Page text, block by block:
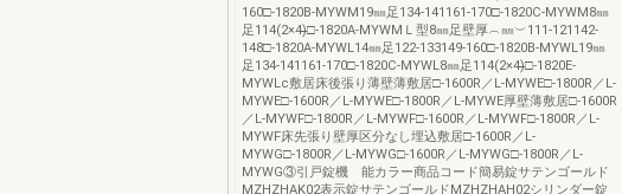
160□-1820B-MYWM19㎜足134-141161-170□-1820C-MYWM8㎜
足114(2×4)̶̶□-1820A-MYWMＬ型8㎜足壁厚︵㎜︶111-121142-
148□-1820A-MYWL14㎜足122-133149-160□-1820B-MYWL19㎜
足134-141161-170□-1820C-MYWL8㎜足114(2×4)̶̶□-1820E-
MYWLc敷居床後張り薄壁薄敷居□-1600R／L-MYWE□-1800R／L-
MYWE□-1600R／L-MYWE□-1800R／L-MYWE厚壁薄敷居□-1600R
／L-MYWF□-1800R／L-MYWF□-1600R／L-MYWF□-1800R／L-
MYWF床先張り壁厚区分なし埋込敷居□-1600R／L-
MYWG□-1800R／L-MYWG□-1600R／L-MYWG□-1800R／L-
MYWG③引戸錠機 能カラー商品コード簡易錠サテンゴールド
MZHZHAK02表示錠サテンゴールドMZHZHAH02シリンダー錠